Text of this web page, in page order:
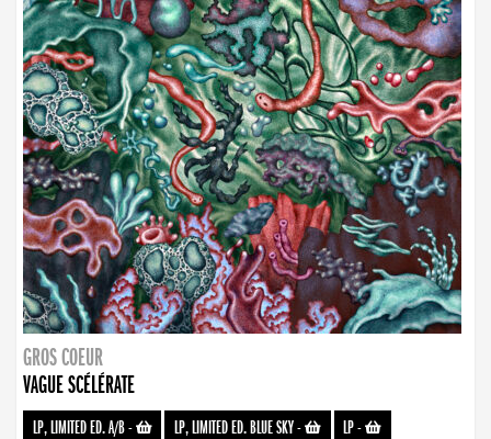
GROS COEUR
VAGUE SCÉLÉRATE
LP, LIMITED ED. A/B- LP, LIMITED ED. BLUE SKY- LP-